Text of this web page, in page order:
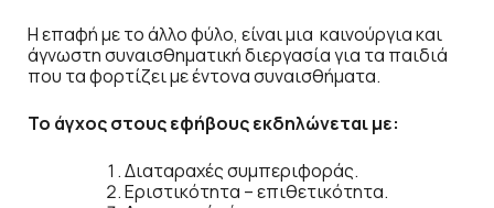
Η επαφή με το άλλο φύλο, είναι μια καινούργια και
άγνωστη συναισθηματική διεργασία για τα παιδιά
που τα φορτίζει με έντονα συναισθήματα.
Το άγχος στους εφήβους εκδηλώνεται με:
Διαταραχές συμπεριφοράς.
Εριστικότητα – επιθετικότητα.